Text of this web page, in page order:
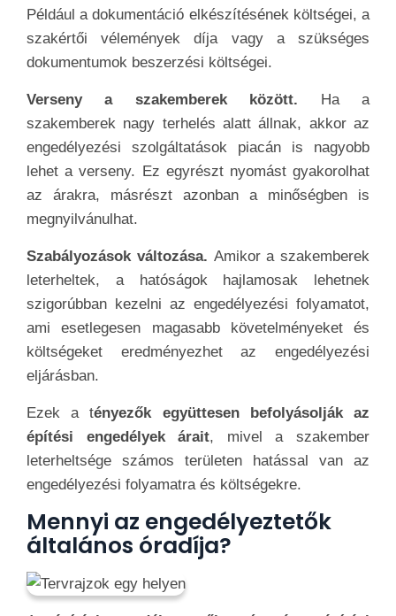
Például a dokumentáció elkészítésének költségei, a
szakértői vélemények díja vagy a szükséges
dokumentumok beszerzési költségei.
Verseny a szakemberek között. Ha a
szakemberek nagy terhelés alatt állnak, akkor az
engedélyezési szolgáltatások piacán is nagyobb
lehet a verseny. Ez egyrészt nyomást gyakorolhat
az árakra, másrészt azonban a minőségben is
megnyilvánulhat.
Szabályozások változása. Amikor a szakemberek
leterheltek, a hatóságok hajlamosak lehetnek
szigorúbban kezelni az engedélyezési folyamatot,
ami esetlegesen magasabb követelményeket és
költségeket eredményezhet az engedélyezési
eljárásban.
Ezek a tényezők együttesen befolyásolják az
építési engedélyek árait, mivel a szakember
leterheltsége számos területen hatással van az
engedélyezési folyamatra és költségekre.
Mennyi az engedélyeztetők
általános óradíja?